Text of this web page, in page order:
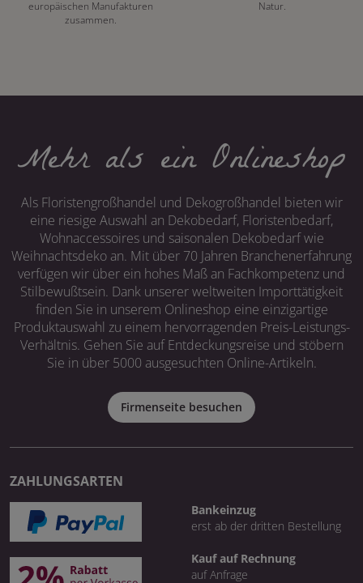
europäischen Manufakturen
zusammen.
Natur.
Mehr als ein Onlineshop
Als Floristengroßhandel und Dekogroßhandel bieten wir
eine riesige Auswahl an Dekobedarf, Floristenbedarf,
Wohnaccessoires und saisonalen Dekobedarf wie
Weihnachtsdeko an. Mit über 70 Jahren Branchenerfahrung
verfügen wir über ein hohes Maß an Fachkompetenz und
Stilbewußtsein. Dank unserer weltweiten Importtätigkeit
finden Sie in unserem Onlineshop eine einzigartige
Produktauswahl zu einem hervorragenden Preis-Leistungs-
Verhältnis. Gehen Sie auf Entdeckungsreise und stöbern
Sie in über 5000 ausgesuchten Online-Artikeln.
Firmenseite besuchen
ZAHLUNGSARTEN
Bankeinzug
erst ab der dritten Bestellung
Kauf auf Rechnung
auf Anfrage